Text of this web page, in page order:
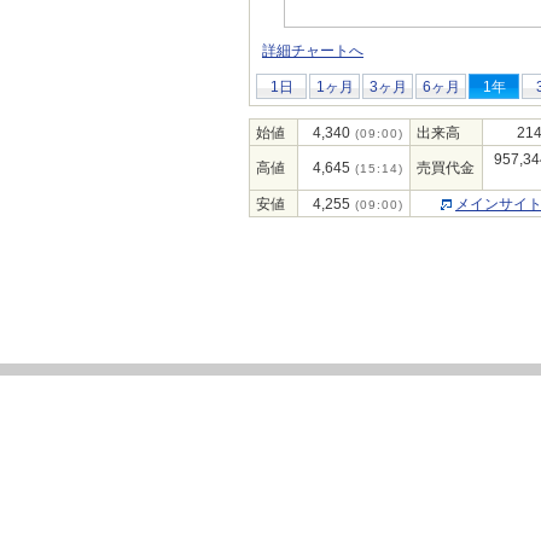
詳細チャートへ
1日 1ヶ月 3ヶ月 6ヶ月 1年
始値 4,340 (09:00) 出来高
高値 4,645 (15:14) 売買代金
安値 4,255 (09:00) メインサイ